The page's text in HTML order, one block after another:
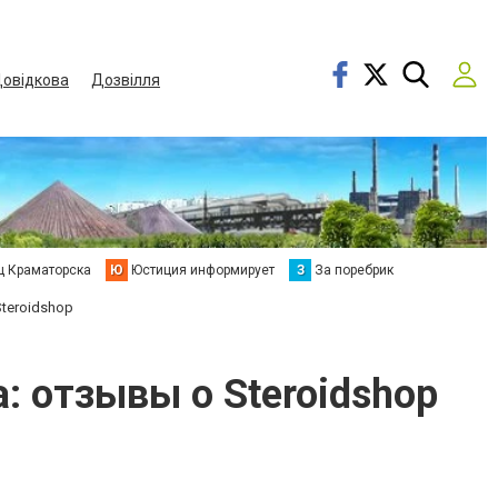
Дозвілля
Краматорска Ю Юстиция информирует З За поребрик
отзывы о Steroidshop